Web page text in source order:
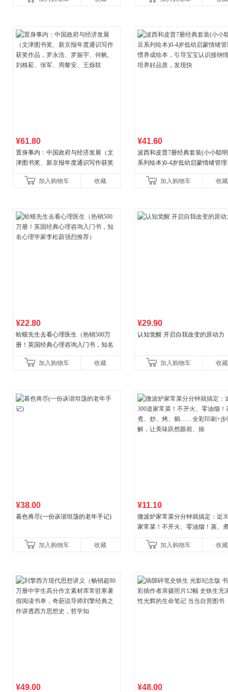
¥61.80
置身事内：中国政府与经济发展（文
津图书奖、新京报年度通识写作获奖
菘、张军、周黎安、王烁联
加入购物车 收藏
¥41.60
波西和皮普7册经典套装(小小聪
系列绘本)0-4岁低幼启蒙情绪管
养好品质，发现快
加入购物车 收藏
¥22.80
蛤蟆先生去看心理医生（热销500万
册！英国经典心理咨询入门书，知名
加入购物车
收藏
¥29.90
认知觉醒 开启自我改变的原动力
加入购物车 收藏
¥38.00
暮色将尽(一份诙谐坦荡的老年手记)
加入购物车 收藏
¥11.10
微波炉家常菜分分钟就搞定：近
家常菜！不开火、零油烟！蒸、
让美味跃然眼前、操
加入购物车 收藏
¥49.00 ¥48.00